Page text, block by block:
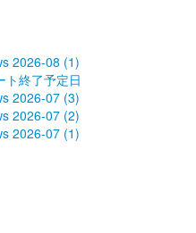
2026-08 (1)
ト終了予定日
2026-07 (3)
2026-07 (2)
2026-07 (1)